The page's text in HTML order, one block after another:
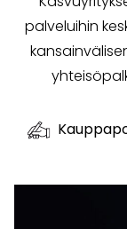
palveluihin